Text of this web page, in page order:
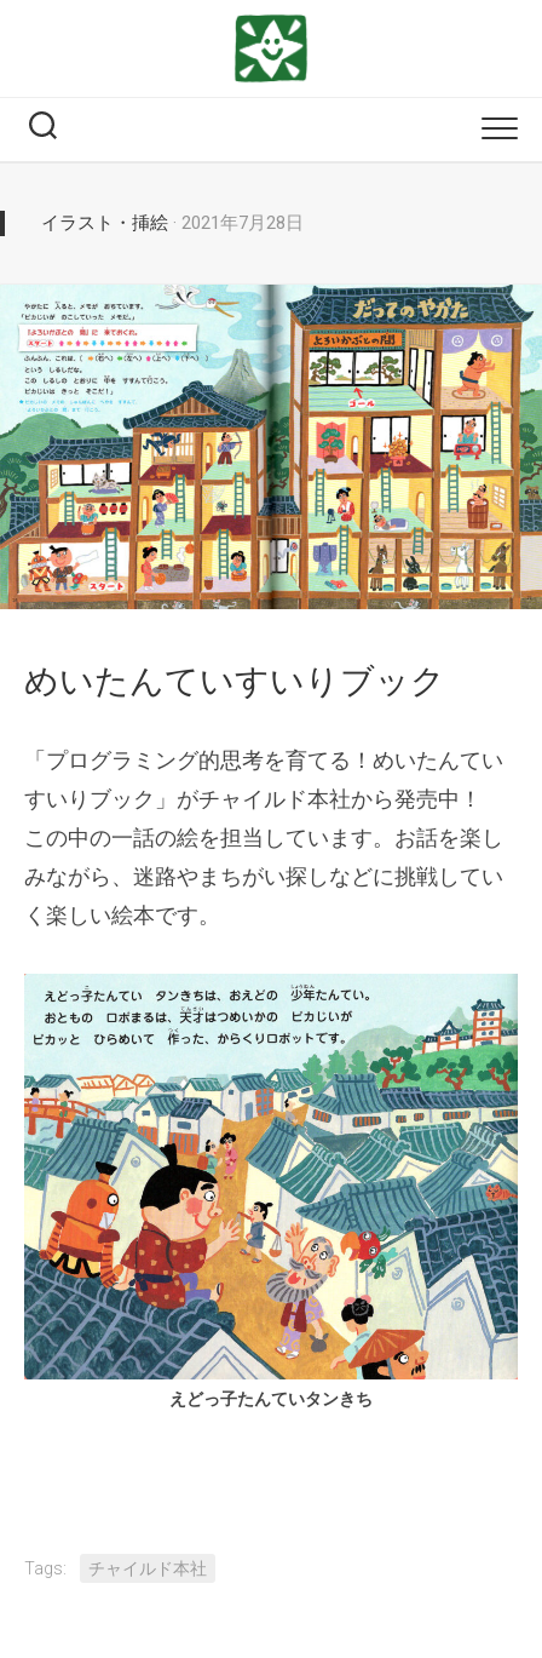
イラスト・挿絵 · 2021年7月28日
めいたんていすいりブック
「プログラミング的思考を育てる！めいたんてい
すいりブック」がチャイルド本社から発売中！
この中の一話の絵を担当しています。お話を楽し
みながら、迷路やまちがい探しなどに挑戦してい
く楽しい絵本です。
えどっ子たんていタンきち
Tags: チャイルド本社